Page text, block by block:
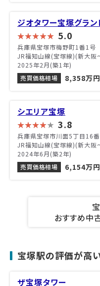
ジオタワー宝塚グラン
5.0
兵庫県宝塚市梅野町1番1号
JR福知山線(宝塚線)(新大阪
2025年2月(築1年)
売買価格相場
8,358万円
シエリア宝塚
3.8
兵庫県宝塚市川面5丁目16
JR福知山線(宝塚線)(新大阪
2024年6月(築2年)
売買価格相場
6,154万円
おすすめ中
宝塚駅の評価が高
ザ宝塚タワー